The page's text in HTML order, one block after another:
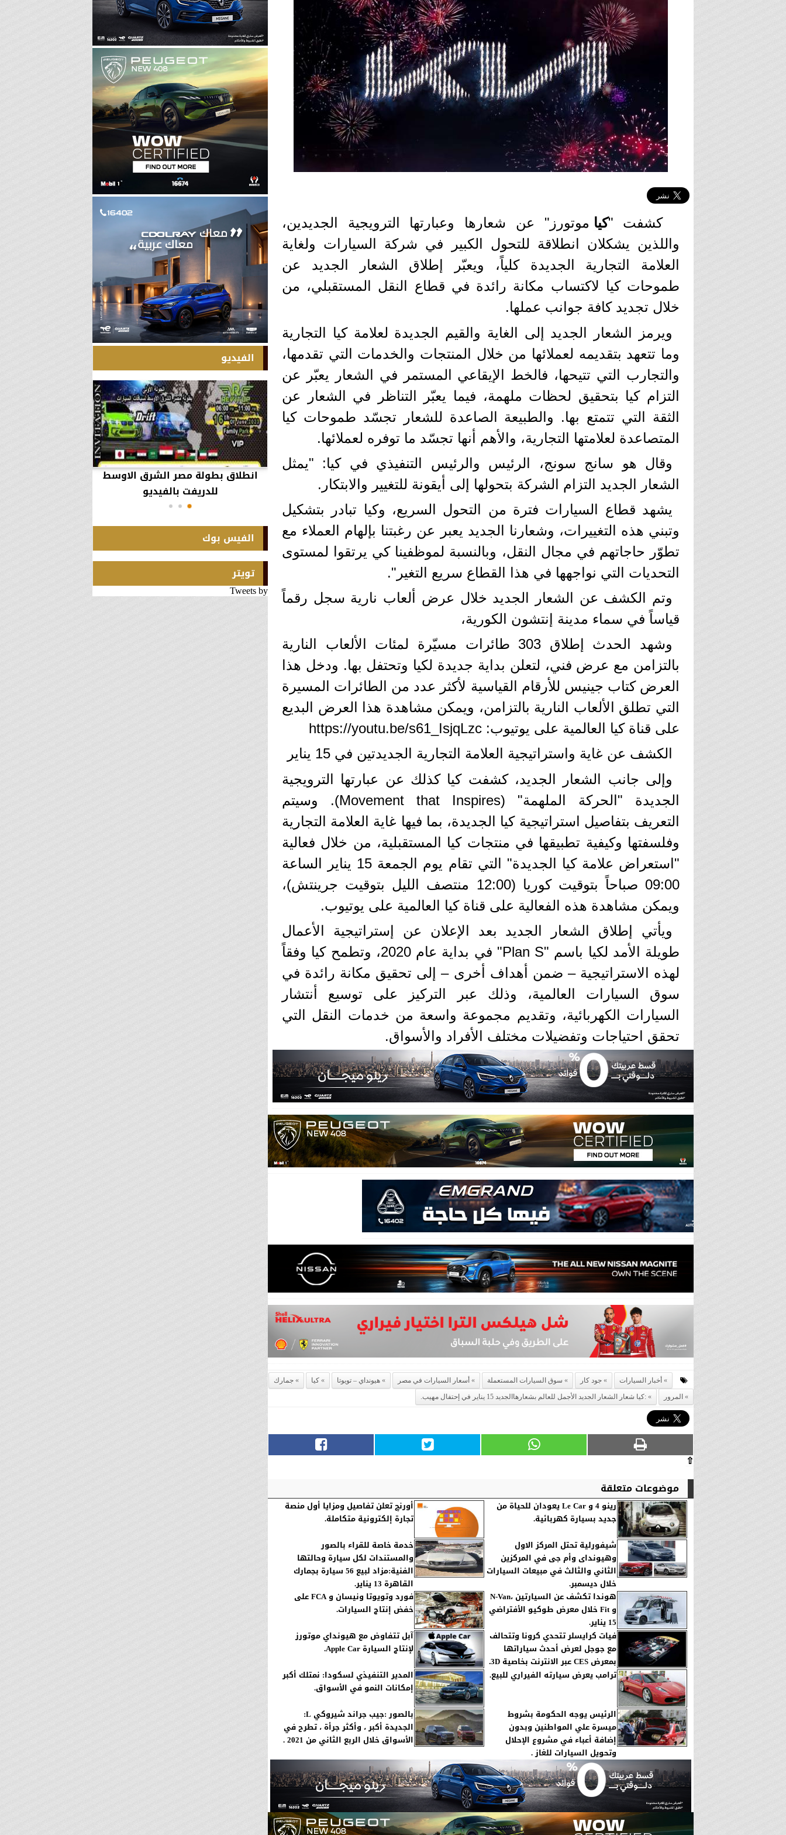
كشفت "كيا موتورز" عن شعارها وعبارتها الترويجية الجديدين،
واللذين يشكلان انطلاقة للتحول الكبير في شركة السيارات ولغاية
العلامة التجارية الجديدة كلياً، ويعبّر إطلاق الشعار الجديد عن
طموحات كيا لاكتساب مكانة رائدة في قطاع النقل المستقبلي، من
خلال تجديد كافة جوانب عملها.
ويرمز الشعار الجديد إلى الغاية والقيم الجديدة لعلامة كيا التجارية
وما تتعهد بتقديمه لعملائها من خلال المنتجات والخدمات التي تقدمها،
والتجارب التي تتيحها، فالخط الإيقاعي المستمر في الشعار يعبّر عن
التزام كيا بتحقيق لحظات ملهمة، فيما يعبّر التناظر في الشعار عن
الثقة التي تتمتع بها. والطبيعة الصاعدة للشعار تجسّد طموحات كيا
المتصاعدة لعلامتها التجارية، والأهم أنها تجسّد ما توفره لعملائها.
وقال هو سانج سونج، الرئيس والرئيس التنفيذي في كيا: "يمثل
الشعار الجديد التزام الشركة بتحولها إلى أيقونة للتغيير والابتكار.
يشهد قطاع السيارات فترة من التحول السريع، وكيا تبادر بتشكيل
وتبني هذه التغييرات، وشعارنا الجديد يعبر عن رغبتنا بإلهام العملاء مع
تطوّر حاجاتهم في مجال النقل، وبالنسبة لموظفينا كي يرتقوا لمستوى
التحديات التي نواجهها في هذا القطاع سريع التغير".
وتم الكشف عن الشعار الجديد خلال عرض ألعاب نارية سجل رقماً
قياساً في سماء مدينة إنتشون الكورية،
وشهد الحدث إطلاق 303 طائرات مسيّرة لمئات الألعاب النارية
بالتزامن مع عرض فني، لتعلن بداية جديدة لكيا وتحتفل بها. ودخل هذا
العرض كتاب جينيس للأرقام القياسية لأكثر عدد من الطائرات المسيرة
التي تطلق الألعاب النارية بالتزامن، ويمكن مشاهدة هذا العرض البديع
على قناة كيا العالمية على يوتيوب: https://youtu.be/s61_IsjqLzc
الكشف عن غاية واستراتيجية العلامة التجارية الجديدتين في 15 يناير
وإلى جانب الشعار الجديد، كشفت كيا كذلك عن عبارتها الترويجية
الجديدة "الحركة الملهمة" (Movement that Inspires). وسيتم
التعريف بتفاصيل استراتيجية كيا الجديدة، بما فيها غاية العلامة التجارية
وفلسفتها وكيفية تطبيقها في منتجات كيا المستقبلية، من خلال فعالية
"استعراض علامة كيا الجديدة" التي تقام يوم الجمعة 15 يناير الساعة
09:00 صباحاً بتوقيت كوريا (12:00 منتصف الليل بتوقيت جرينتش)،
ويمكن مشاهدة هذه الفعالية على قناة كيا العالمية على يوتيوب.
ويأتي إطلاق الشعار الجديد بعد الإعلان عن إستراتيجية الأعمال
طويلة الأمد لكيا باسم "Plan S" في بداية عام 2020، وتطمح كيا وفقاً
لهذه الاستراتيجية – ضمن أهداف أخرى – إلى تحقيق مكانة رائدة في
سوق السيارات العالمية، وذلك عبر التركيز على توسيع أنتشار
السيارات الكهربائية، وتقديم مجموعة واسعة من خدمات النقل التي
تحقق احتياجات وتفضيلات مختلف الأفراد والأسواق.
أخبار السيارات جود كار سوق السيارات المستعملة أسعار السيارات في مصر هيونداي – تويوتا كيا
جمارك
المرور
:كيا شعار الشعار الجديد الأجمل للعالم بشعارهاالجديد 15 يناير في إحتفال مهيب.
⇧
موضوعات متعلقة
رينو 4 و Le Car يعودان للحياة من
جديد بسيارة كهربائية.
أورنچ تعلن تفاصيل ومزايا أول منصة
تجارة إلكترونية متكاملة.
شيفورلية تحتل المركز الاول
وهيونداى وأم جى في المركزين
الثاني والثالث في مبيعات السيارات
خلال ديسمبر.
خدمة خاصة للقراء بالصور
والمستندات لكل سيارة وحالتها
الفنية:مزاد لبيع 56 سيارة بجمارك
القاهرة 13 يناير.
هوندا تكشف عن السيارتين ،N-Van
و Fit خلال معرض طوكيو الأفتراضي
15 يناير.
فورد وتويوتا ونيسان و FCA على
خفض إنتاج السيارات.
فيات كرايسلر تتحدي كرونا وتتحالف
مع جوجل لعرض أحدث سياراتها
بمعرض CES عبر الانترنت بخاصية 3D.
آبل تتفاوض مع هيونداي موتورز
لإنتاج السيارة Apple Car.
ترامب يعرض سيارته الفيراري للبيع.
المدير التنفيذي لسكودا: نمتلك أكبر
إمكانات النمو في الأسواق.
الرئيس يوجه الحكومة بشروط
ميسرة علي المواطنين وبدون
إضافة أعباء في مشروع الإحلال
وتحويل السيارات للغاز .
بالصور :جيب جراند شيروكي L:
الجديدة أكبر ، وأكثر جرأة ، تطرح في
الأسواق خلال الربع الثاني من 2021 .
الفيديو
في واقعة غريبة، تعطلت سيارة ملك
السويد بعد تحركها لثوانٍ معدودة.
انطلاق بطولة مصر الشرق الاوسط
للدريفت بالفيديو
الفيس بوك
تويتر
Tweets by